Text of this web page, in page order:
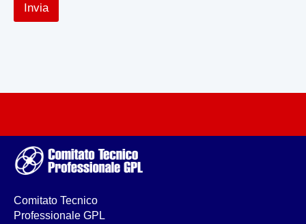
Invia
Comitato Tecnico
Professionale GPL